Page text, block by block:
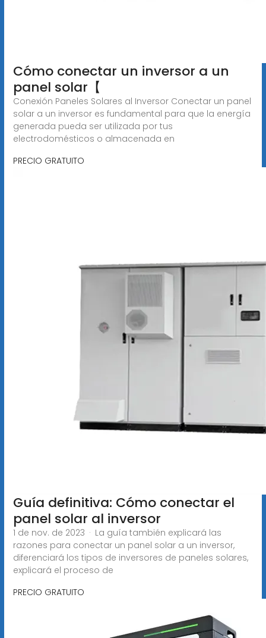
️Cómo conectar un inversor a un
panel solar【 ️
Conexión Paneles Solares al Inversor Conectar un panel
solar a un inversor es fundamental para que la energía
generada pueda ser utilizada por tus
electrodomésticos o almacenada en
PRECIO GRATUITO
Guía definitiva: Cómo conectar el
panel solar al inversor
1 de nov. de 2023 · La guía también explicará las
razones para conectar un panel solar a un inversor,
diferenciará los tipos de inversores de paneles solares,
explicará el proceso de
PRECIO GRATUITO